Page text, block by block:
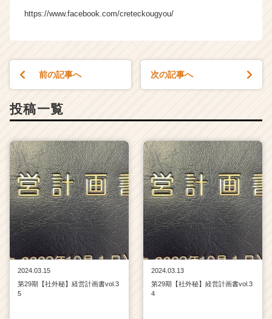
か
ト
が
届
く
就
活
サ
イ
ト
チ
ア
リ
https://www.facebook.com/creteckougyou/
前の記事へ 次の記事へ
投稿一覧
2024.03.15
第29期【社外秘】経営計画書vol.3
5
2024.03.13
第29期【社外秘】経営計画書vol.3
4